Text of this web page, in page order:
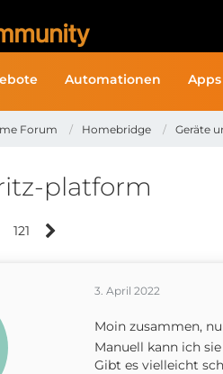
Automationen Apps
Forum Homebridge Geräte
platform
121
3. April 2022
Moin zusammen,
Manuell kann ich
Gibt es vielleicht